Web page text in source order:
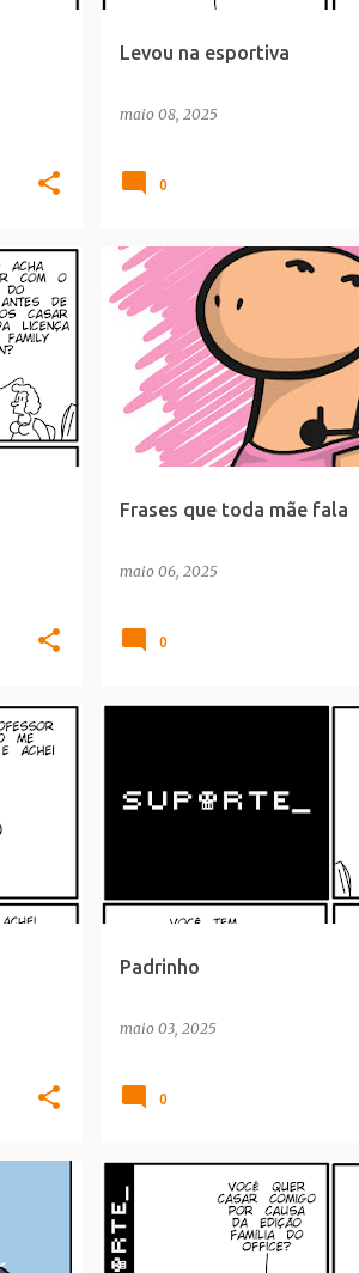
Levou na esportiva
maio 08, 2025
0
Frases que toda mãe fala
maio 06, 2025
CULTURA POP
0
Padrinho
maio 03, 2025
0